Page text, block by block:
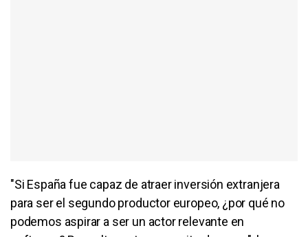
"Si España fue capaz de atraer inversión extranjera
para ser el segundo productor europeo, ¿por qué no
podemos aspirar a ser un actor relevante en